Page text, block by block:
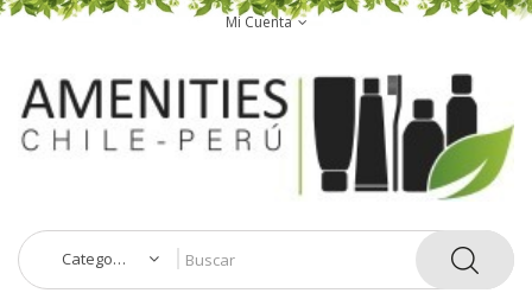
Mi Cuenta
Categorías